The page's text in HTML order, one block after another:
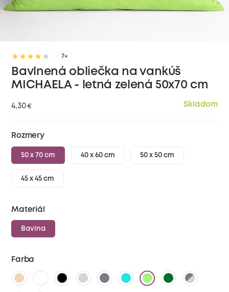
7×
Bavlnená obliečka na vankúš
MICHAELA - letná zelená 50x70 cm
4,30€ Skladom
Rozmery
50 x 70 cm 40 x 60 cm 50 x 50 cm
45 x 45 cm
Materiál
Bavlna
Farba